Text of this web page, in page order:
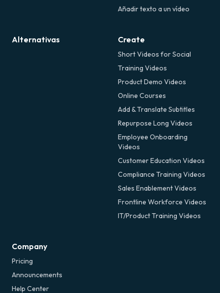
Añadir texto a un vídeo
Alternativas Create
Short Videos for Social
Training Videos
Product Demo Videos
Online Courses
Add & Translate Subtitles
Repurpose Long Videos
Employee Onboarding
Videos
Customer Education Videos
Compliance Training Videos
Sales Enablement Videos
Frontline Workforce Videos
IT/Product Training Videos
Company
Pricing
Announcements
Help Center